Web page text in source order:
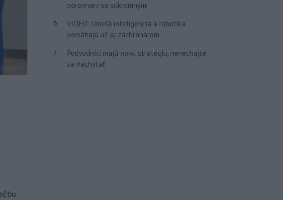
porovnaní so súkromnými
6
VIDEO: Umelá inteligencia a robotika
pomáhajú už aj záchranárom
7
Podvodníci majú novú stratégiu, nenechajte
sa nachytať